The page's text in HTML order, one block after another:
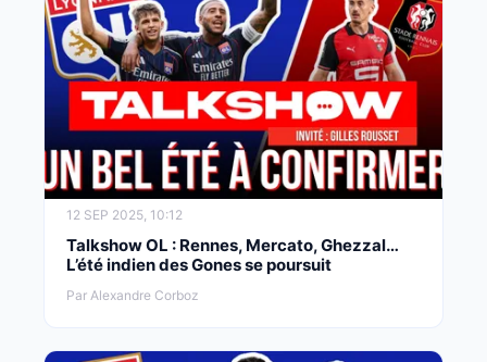
12 SEP 2025, 10:12
Talkshow OL : Rennes, Mercato, Ghezzal…
L’été indien des Gones se poursuit
Par Alexandre Corboz